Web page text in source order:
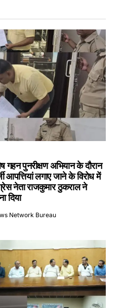
पुनरीक्षण अभियान के दौरान
लगाए जाने के विरोध में
नेता राजकुमार ठुकराल ने
दिया
Network Bureau